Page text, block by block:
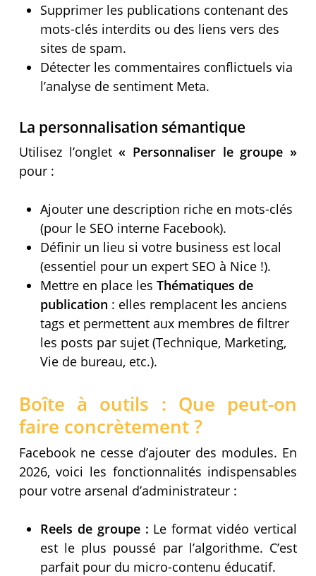
Supprimer les publications contenant des
mots-clés interdits ou des liens vers des
sites de spam.
Détecter les commentaires conflictuels via
l’analyse de sentiment Meta.
La personnalisation sémantique
Utilisez l’onglet « Personnaliser le groupe »
pour :
Ajouter une description riche en mots-clés
(pour le SEO interne Facebook).
Définir un lieu si votre business est local
(essentiel pour un expert SEO à Nice !).
Mettre en place les Thématiques de
publication : elles remplacent les anciens
tags et permettent aux membres de filtrer
les posts par sujet (Technique, Marketing,
Vie de bureau, etc.).
Boîte à outils : Que peut-on
faire concrètement ?
Facebook ne cesse d’ajouter des modules. En
2026, voici les fonctionnalités indispensables
pour votre arsenal d’administrateur :
Reels de groupe : Le format vidéo vertical
est le plus poussé par l’algorithme. C’est
parfait pour du micro-contenu éducatif.